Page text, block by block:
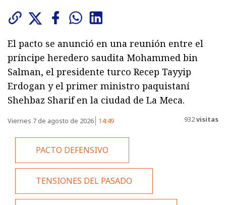
El pacto se anunció en una reunión entre el
príncipe heredero saudita Mohammed bin
Salman, el presidente turco Recep Tayyip
Erdogan y el primer ministro paquistaní
Shehbaz Sharif en la ciudad de La Meca.
Viernes 7 de agosto de 2026 14:49 932visitas
PACTO DEFENSIVO
TENSIONES DEL PASADO